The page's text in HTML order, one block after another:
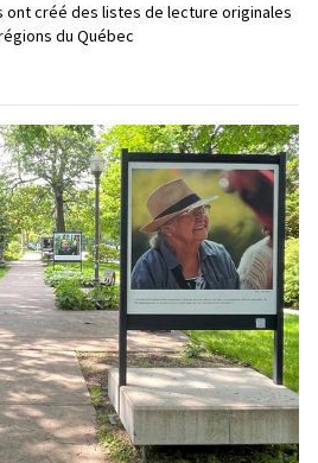
créé des listes de lecture originales
du Québec